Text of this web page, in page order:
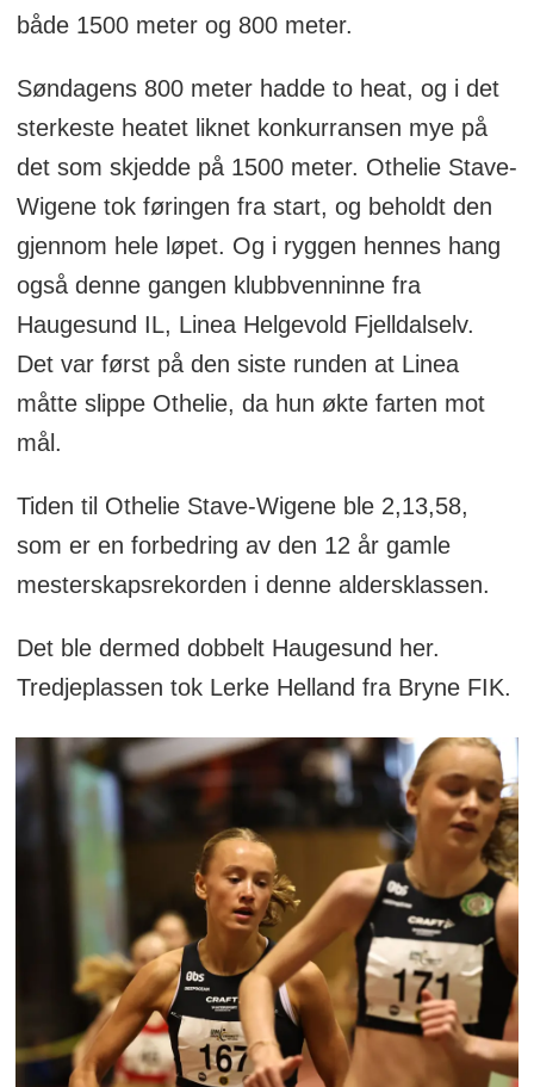
både 1500 meter og 800 meter.
Søndagens 800 meter hadde to heat, og i det
sterkeste heatet liknet konkurransen mye på
det som skjedde på 1500 meter. Othelie Stave-
Wigene tok føringen fra start, og beholdt den
gjennom hele løpet. Og i ryggen hennes hang
også denne gangen klubbvenninne fra
Haugesund IL, Linea Helgevold Fjelldalselv.
Det var først på den siste runden at Linea
måtte slippe Othelie, da hun økte farten mot
mål.
Tiden til Othelie Stave-Wigene ble 2,13,58,
som er en forbedring av den 12 år gamle
mesterskapsrekorden i denne aldersklassen.
Det ble dermed dobbelt Haugesund her.
Tredjeplassen tok Lerke Helland fra Bryne FIK.